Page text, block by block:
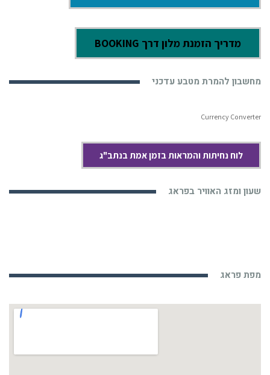
מדריך הזמנת מלון דרך BOOKING
מחשבון להמרת מטבע עדכני
Currency Converter
לוח נחיתות והמראות בזמן אמת בנתב"ג
שעון ומזג האוויר בפראג
מפת פראג